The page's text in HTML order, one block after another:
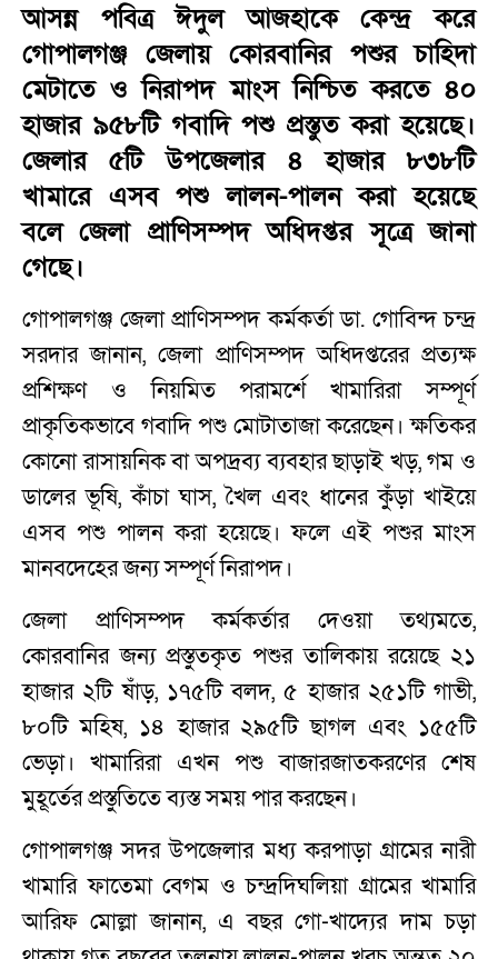
আসন্ন পবিত্র ঈদুল আজহাকে কেন্দ্র করে
গোপালগঞ্জ জেলায় কোরবানির পশুর চাহিদা
মেটাতে ও নিরাপদ মাংস নিশ্চিত করতে ৪০
হাজার ৯৫৮টি গবাদি পশু প্রস্তুত করা হয়েছে।
জেলার ৫টি উপজেলার ৪ হাজার ৮৩৮টি
খামারে এসব পশু লালন-পালন করা হয়েছে
বলে জেলা প্রাণিসম্পদ অধিদপ্তর সূত্রে জানা
গেছে।
গোপালগঞ্জ জেলা প্রাণিসম্পদ কর্মকর্তা ডা. গোবিন্দ চন্দ্র
সরদার জানান, জেলা প্রাণিসম্পদ অধিদপ্তরের প্রত্যক্ষ
প্রশিক্ষণ ও নিয়মিত পরামর্শে খামারিরা সম্পূর্ণ
প্রাকৃতিকভাবে গবাদি পশু মোটাতাজা করেছেন। ক্ষতিকর
কোনো রাসায়নিক বা অপদ্রব্য ব্যবহার ছাড়াই খড়, গম ও
ডালের ভূষি, কাঁচা ঘাস, খৈল এবং ধানের কুঁড়া খাইয়ে
এসব পশু পালন করা হয়েছে। ফলে এই পশুর মাংস
মানবদেহের জন্য সম্পূর্ণ নিরাপদ।
জেলা প্রাণিসম্পদ কর্মকর্তার দেওয়া তথ্যমতে,
কোরবানির জন্য প্রস্তুতকৃত পশুর তালিকায় রয়েছে ২১
হাজার ২টি ষাঁড়, ১৭৫টি বলদ, ৫ হাজার ২৫১টি গাভী,
৮০টি মহিষ, ১৪ হাজার ২৯৫টি ছাগল এবং ১৫৫টি
ভেড়া। খামারিরা এখন পশু বাজারজাতকরণের শেষ
মুহূর্তের প্রস্তুতিতে ব্যস্ত সময় পার করছেন।
গোপালগঞ্জ সদর উপজেলার মধ্য করপাড়া গ্রামের নারী
খামারি ফাতেমা বেগম ও চন্দ্রদিঘলিয়া গ্রামের খামারি
আরিফ মোল্লা জানান, এ বছর গো-খাদ্যের দাম চড়া